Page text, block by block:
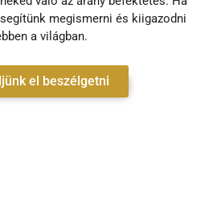
megismerni és kiigazodni
a világban.
el beszélgetni